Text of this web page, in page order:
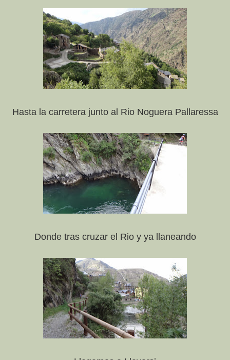
Hasta la carretera junto al Rio Noguera Pallaressa
Donde tras cruzar el Rio y ya llaneando